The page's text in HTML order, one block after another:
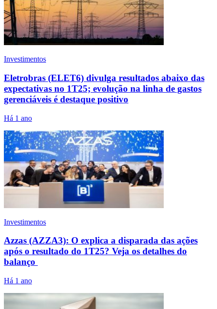
Investimentos
Eletrobras (ELET6) divulga resultados abaixo das
expectativas no 1T25; evolução na linha de gastos
gerenciáveis é destaque positivo
Há 1 ano
Investimentos
Azzas (AZZA3): O explica a disparada das ações
após o resultado do 1T25? Veja os detalhes do
balanço
Há 1 ano